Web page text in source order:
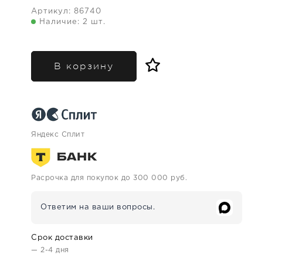
Артикул: 86740
Наличие: 2 шт.
В корзину
Яндекс Сплит
Расрочка для покупок до 300 000 руб.
Ответим на ваши вопросы.
Срок доставки
— 2-4 дня